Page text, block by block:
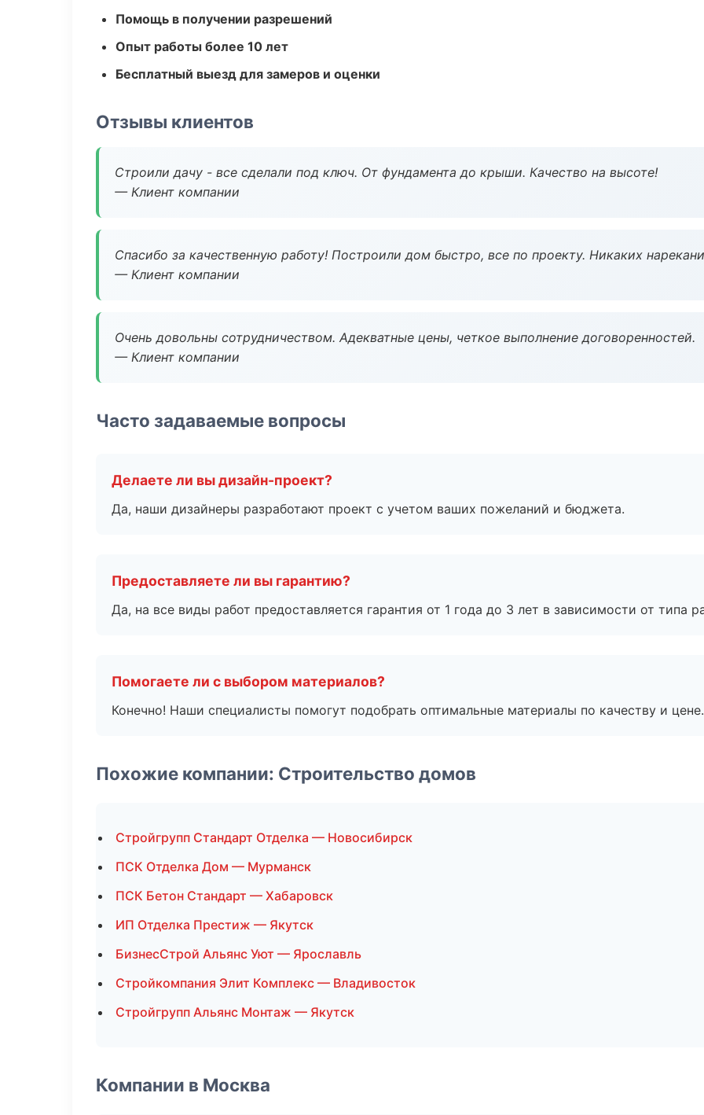
Помощь в получении разрешений
Опыт работы более 10 лет
Бесплатный выезд для замеров и оценки
Отзывы клиентов
Строили дачу - все сделали под ключ. От фундамента до крыши. Качество на высоте!
— Клиент компании
Спасибо за качественную работу! Построили дом быстро, все по проекту. Никаких
— Клиент компании
Очень довольны сотрудничеством. Адекватные цены, четкое выполнение договоренностей.
— Клиент компании
Часто задаваемые вопросы
Делаете ли вы дизайн-проект?
Да, наши дизайнеры разработают проект с учетом ваших пожеланий и бюджета.
Предоставляете ли вы гарантию?
Да, на все виды работ предоставляется гарантия от 1 года до 3 лет в зависимости от типа
Помогаете ли с выбором материалов?
Конечно! Наши специалисты помогут подобрать оптимальные материалы по качеству и цене.
Похожие компании: Строительство домов
Стройгрупп Стандарт Отделка — Новосибирск
ПСК Отделка Дом — Мурманск
ПСК Бетон Стандарт — Хабаровск
ИП Отделка Престиж — Якутск
БизнесСтрой Альянс Уют — Ярославль
Стройкомпания Элит Комплекс — Владивосток
Стройгрупп Альянс Монтаж — Якутск
Компании в Москва